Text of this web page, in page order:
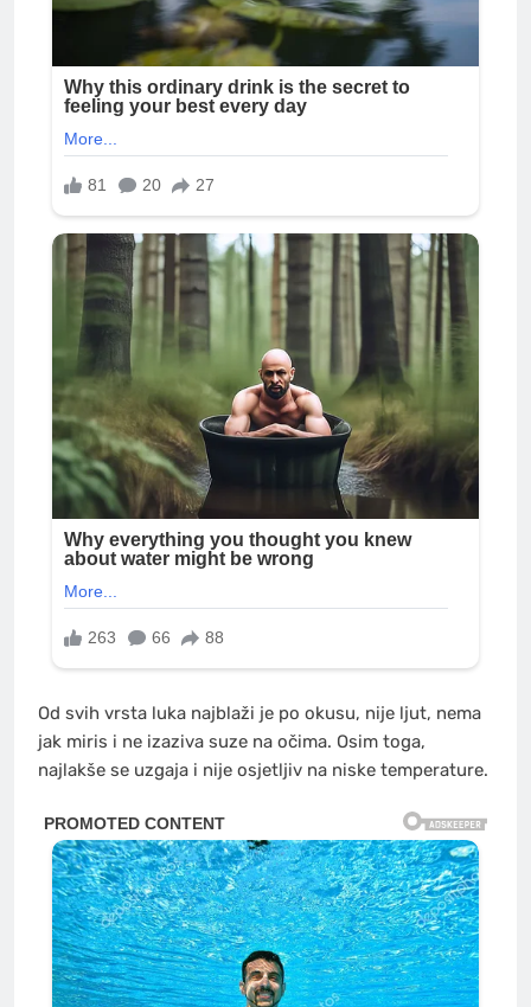
Od svih vrsta luka najblaži je po okusu, nije ljut, nema
jak miris i ne izaziva suze na očima. Osim toga,
najlakše se uzgaja i nije osjetljiv na niske temperature.